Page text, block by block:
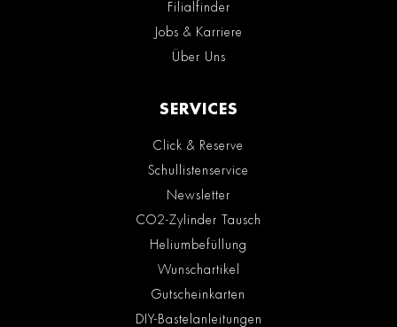
Filialfinder
Jobs & Karriere
Über Uns
SERVICES
Click & Reserve
Schullistenservice
Newsletter
CO2-Zylinder Tausch
Heliumbefüllung
Wunschartikel
Gutscheinkarten
DIY-Bastelanleitungen